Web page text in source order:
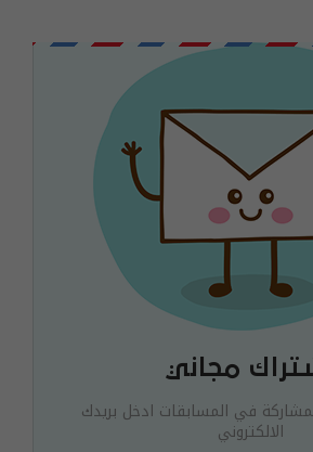
مجاني
في المسابقات ادخل بريدك
الالكتروني